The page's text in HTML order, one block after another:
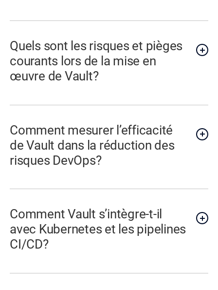
Quels sont les risques et pièges
courants lors de la mise en
œuvre de Vault?
Comment mesurer l’efficacité
de Vault dans la réduction des
risques DevOps?
Comment Vault s’intègre-t-il
avec Kubernetes et les pipelines
CI/CD?